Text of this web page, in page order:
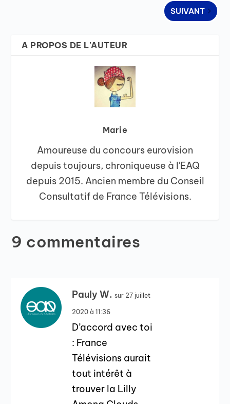
SUIVANT
A PROPOS DE L'AUTEUR
Marie
Amoureuse du concours eurovision
depuis toujours, chroniqueuse à l'EAQ
depuis 2015. Ancien membre du Conseil
Consultatif de France Télévisions.
9 commentaires
Pauly W. sur 27 juillet
2020 à 11:36
D’accord avec toi
: France
Télévisions aurait
tout intérêt à
trouver la Lilly